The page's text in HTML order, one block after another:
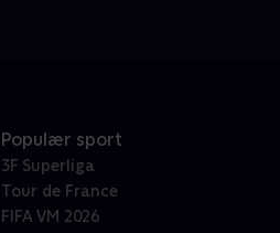
Populær sport
3F Superliga
Tour de France
FIFA VM 2026